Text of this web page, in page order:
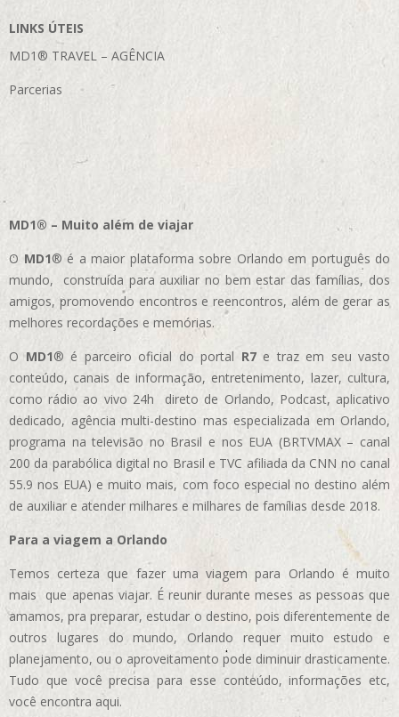
LINKS ÚTEIS
MD1® TRAVEL – AGÊNCIA
Parcerias
MD1® – Muito além de viajar
O MD1® é a maior plataforma sobre Orlando em português do
mundo, construída para auxiliar no bem estar das famílias, dos
amigos, promovendo encontros e reencontros, além de gerar as
melhores recordações e memórias.
OMD1® é parceiro oficial do portal R7e traz em seu vasto
conteúdo, canais de informação, entretenimento, lazer, cultura,
como rádio ao vivo 24h direto de Orlando, Podcast, aplicativo
dedicado, agência multi-destino mas especializada em Orlando,
programa na televisão no Brasil e nos EUA (BRTVMAX – canal
200 da parabólica digital no Brasil e TVC afiliada da CNN no canal
55.9 nos EUA) e muito mais, com foco especial no destino além
de auxiliar e atender milhares e milhares de famílias desde 2018.
Para a viagem a Orlando
Temos certeza que fazer uma viagem para Orlando é muito
mais que apenas viajar. É reunir durante meses as pessoas que
amamos, pra preparar, estudar o destino, pois diferentemente de
outros lugares do mundo, Orlando requer muito estudo e
planejamento, ou o aproveitamento pode diminuir drasticamente.
Tudo que você precisa para esse conteúdo, informações etc,
você encontra aqui.